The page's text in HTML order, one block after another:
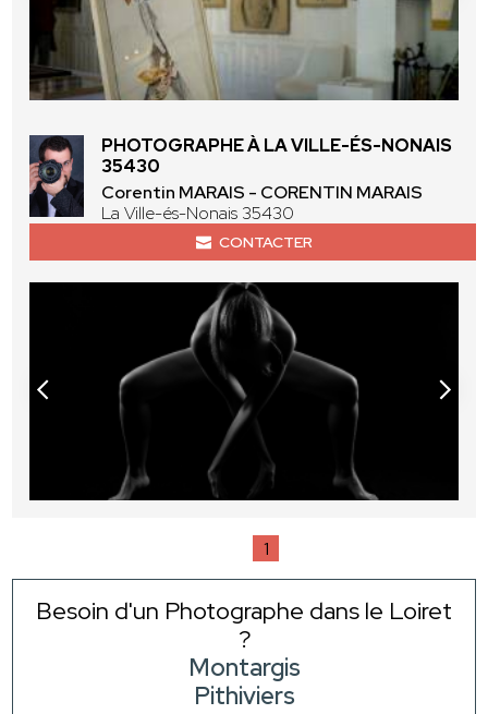
PHOTOGRAPHE À LA VILLE-ÉS-NONAIS
35430
Corentin MARAIS - CORENTIN MARAIS
La Ville-és-Nonais 35430
CONTACTER
1
Besoin d'un Photographe dans le Loiret
?
Montargis
Pithiviers